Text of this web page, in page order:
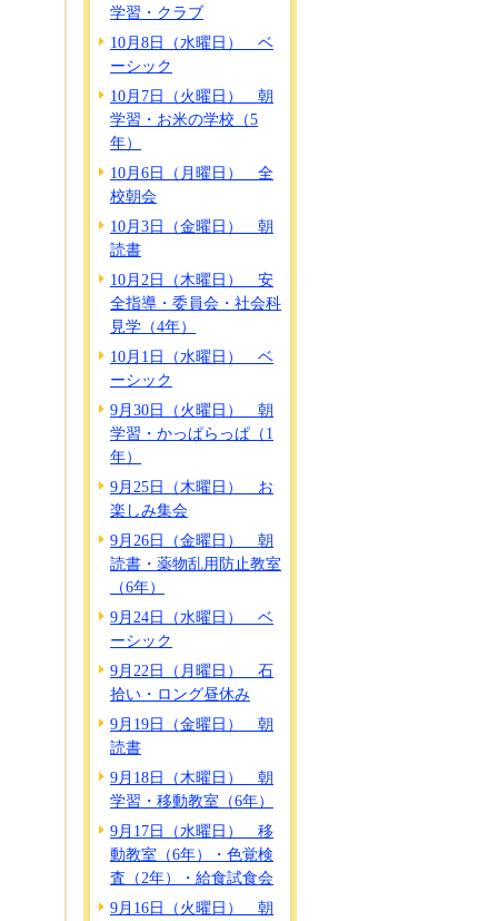
学習・クラブ
10月8日（水曜日） ベ
ーシック
10月7日（火曜日） 朝
学習・お米の学校（5
年）
10月6日（月曜日） 全
校朝会
10月3日（金曜日） 朝
読書
10月2日（木曜日） 安
全指導・委員会・社会科
見学（4年）
10月1日（水曜日） ベ
ーシック
9月30日（火曜日） 朝
学習・かっぱらっぱ（1
年）
9月25日（木曜日） お
楽しみ集会
9月26日（金曜日） 朝
読書・薬物乱用防止教室
（6年）
9月24日（水曜日） ベ
ーシック
9月22日（月曜日） 石
拾い・ロング昼休み
9月19日（金曜日） 朝
読書
9月18日（木曜日） 朝
学習・移動教室（6年）
9月17日（水曜日） 移
動教室（6年）・色覚検
査（2年）・給食試食会
9月16日（火曜日） 朝